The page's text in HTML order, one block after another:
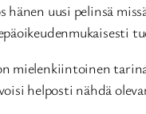
hänen uusi pelinsä
mielenkiintoinen
helposti nähdä